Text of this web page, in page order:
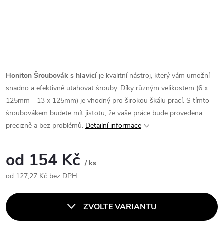
Honiton Šroubovák s hlavicí je kvalitní nástroj, který vám umožní
snadno a efektivně utahovat šrouby. Díky různým velikostem (6 x
125mm - 13 x 125mm) je vhodný pro širokou škálu prací. S tímto
šroubovákem budete mít jistotu, že vaše práce bude provedena
precizně a bez problémů. Detailní informace
od 154 Kč / ks
od 127,27 Kč bez DPH
cena:
ZVOLTE VARIANTU